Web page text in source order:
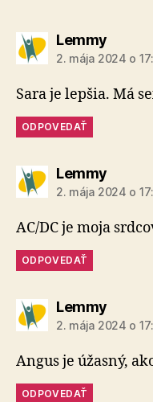
Lemmyhovorí:
2. mája 2024 o
Sara je lepšia. Má
ODPOVEDAŤ
Lemmyhovorí:
2. mája 2024 o
AC/DC je moja
ODPOVEDAŤ
Lemmyhovorí:
2. mája 2024 o
Angus je úžasný,
ODPOVEDAŤ